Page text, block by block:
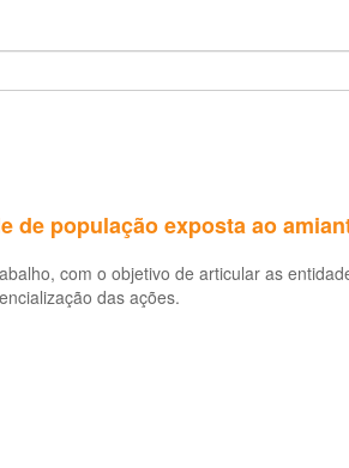
de população exposta ao
com o objetivo de articular as
das ações.